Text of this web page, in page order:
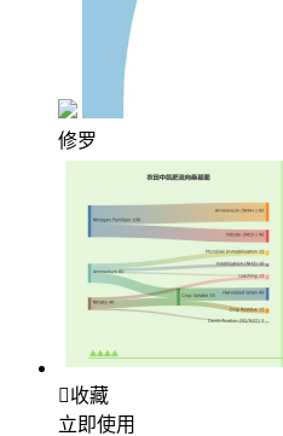
修罗
收藏
立即使用